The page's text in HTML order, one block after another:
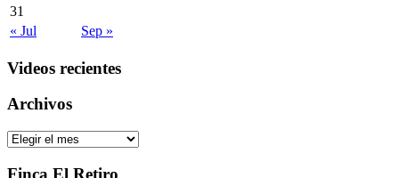
31
« Jul
Sep »
Videos recientes
Archivos
Archivos
Finca El Retiro